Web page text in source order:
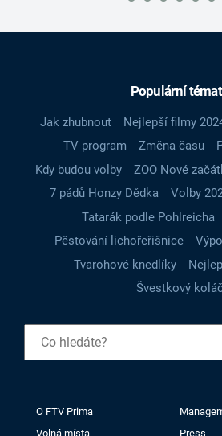
Populární
Jak zhubnout Nejlepší filmy
TV program
Změna času
Kdy budou volby
ZOO Nové
7 pádů Honzy Dědka
Volby
Tatarák podle Pohlreicha
Pěstování lichořeřišnice
Tvarohové knedlíky
Švestkový
O FTV Prima
Volná místa
Press